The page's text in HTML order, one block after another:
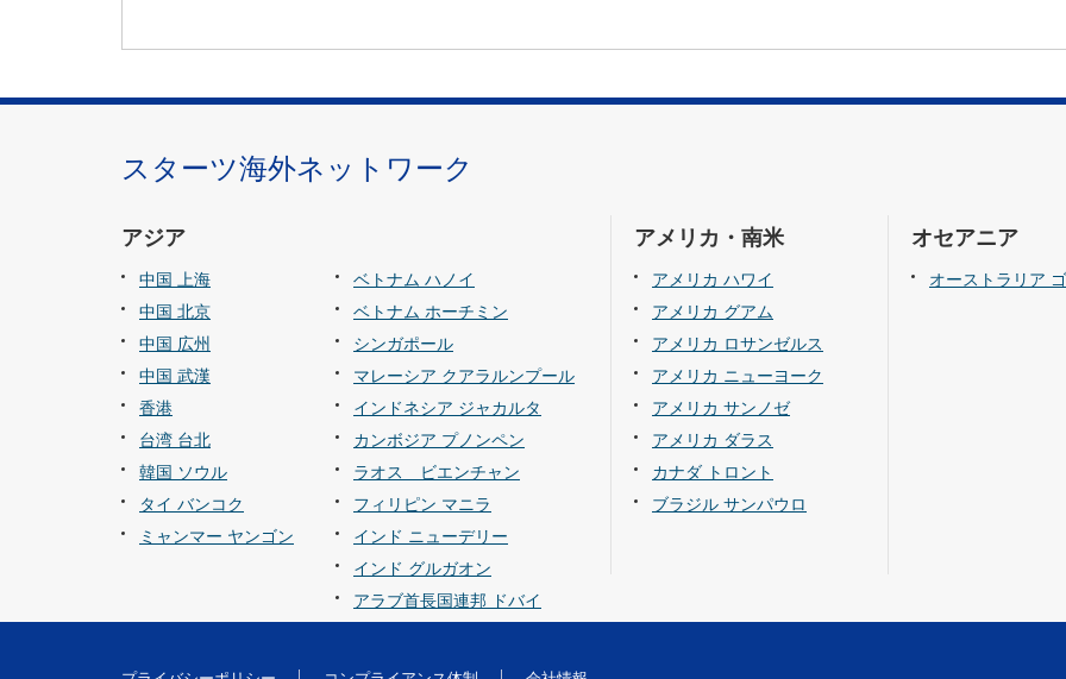
スターツ海外ネットワーク
アジア
中国 上海
中国 北京
中国 広州
中国 武漢
香港
台湾 台北
韓国 ソウル
タイ バンコク
ミャンマー ヤンゴン
ベトナム ハノイ
ベトナム ホーチミン
シンガポール
マレーシア クアラルンプール
インドネシア ジャカルタ
カンボジア プノンペン
ラオス ビエンチャン
フィリピン マニラ
インド ニューデリー
インド グルガオン
アラブ首長国連邦 ドバイ
アメリカ・南米
アメリカ ハワイ
アメリカ グアム
アメリカ ロサンゼルス
アメリカ ニューヨーク
アメリカ サンノゼ
アメリカ ダラス
カナダ トロント
ブラジル サンパウロ
オセアニア
オーストラリア